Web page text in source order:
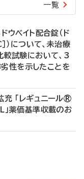
一覧
ウベイト配合錠（ド
について、未治療
試験において、3
性を示したことを
「レギュニール®
薬価基準収載のお